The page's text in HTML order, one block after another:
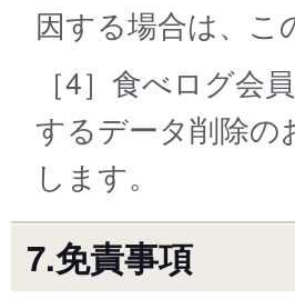
因する場合は、
［4］食べログ会
するデータ削除の
します。
7.免責事項